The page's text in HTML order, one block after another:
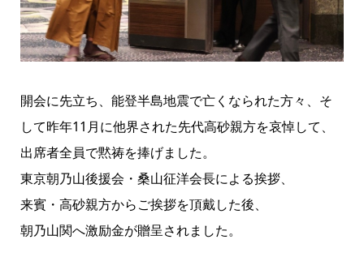
開会に先立ち、能登半島地震で亡くなられた方々、そ
して昨年11月に他界された先代高砂親方を哀悼して、
出席者全員で黙祷を捧げました。
東京朝乃山後援会・桑山征洋会長による挨拶、
来賓・高砂親方からご挨拶を頂戴した後、
朝乃山関へ激励金が贈呈されました。